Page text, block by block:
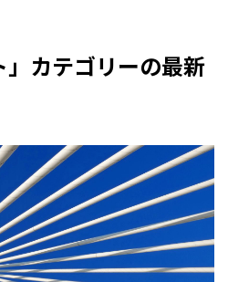
」カテゴリーの最新